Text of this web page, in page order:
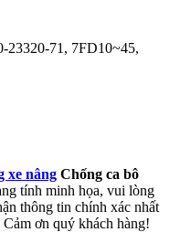
xe nâng Chống ca bô
tính minh họa, vui lòng
thông tin chính xác nhất
ơn quý khách hàng!